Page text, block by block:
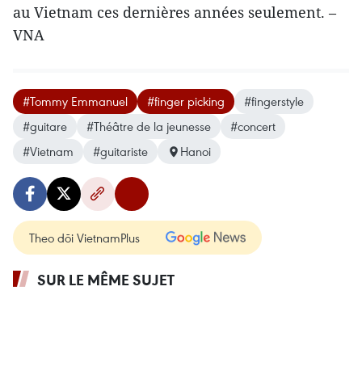
au Vietnam ces dernières années seulement. –
VNA
#Tommy Emmanuel #finger picking
#fingerstyle
#guitare
#Théâtre de la jeunesse
#concert
#Vietnam
#guitariste Hanoi
Theo dõi VietnamPlus
SUR LE MÊME SUJET